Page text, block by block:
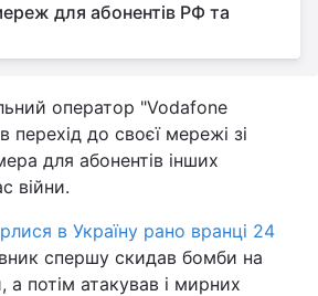
для абонентів РФ та
оператор "Vodafone
перехід до своєї мережі зі
для абонентів інших
війни.
в Україну рано вранці 24
спершу скидав бомби на
а потім атакував і мирних